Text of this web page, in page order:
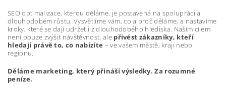
SEO optimalizace, kterou děláme, je postavená na spolupráci a
dlouhodobém růstu. Vysvětlíme vám, co a proč děláme, a nastavíme
kroky, které se dají udržet i z dlouhodobého hlediska. Naším cílem
není pouze zvýšit návštěvnost, ale přivést zákazníky, kteří
hledají právě to, co nabízíte – ve vašem městě, kraji nebo
regionu.
Děláme marketing, který přináší výsledky. Za rozumné
peníze.